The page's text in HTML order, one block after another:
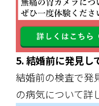
5. 結婚前に発見し
結婚前の検査で発
の病気について詳